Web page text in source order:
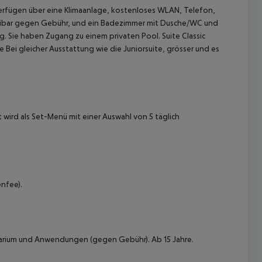
über eine Klimaanlage, kostenloses WLAN, Telefon,
gegen Gebühr, und ein Badezimmer mit Dusche/WC und
Sie haben Zugang zu einem privaten Pool. Suite Classic
Bei gleicher Ausstattung wie die Juniorsuite, grösser und es
als Set-Menü mit einer Auswahl von 5 täglich
und Anwendungen (gegen Gebühr). Ab 15 Jahre.